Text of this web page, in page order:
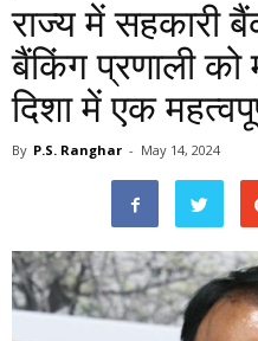
राज्य में सहकारी
बैंकिंग प्रणाली
दिशा में एक
By P.S. Ranghar - May 14, 2024